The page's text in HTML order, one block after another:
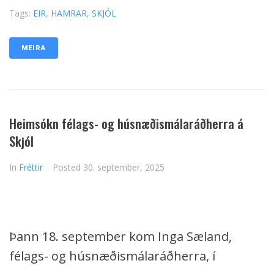
Tags: EIR, HAMRAR, SKJÓL
MEIRA
Heimsókn félags- og húsnæðismálaráðherra á
Skjól
In Fréttir Posted 30. september, 2025
Þann 18. september kom Inga Sæland,
félags- og húsnæðismálaráðherra, í